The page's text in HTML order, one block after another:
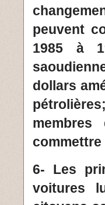
peuvent
1985 à
dollars
6- Les
voitures